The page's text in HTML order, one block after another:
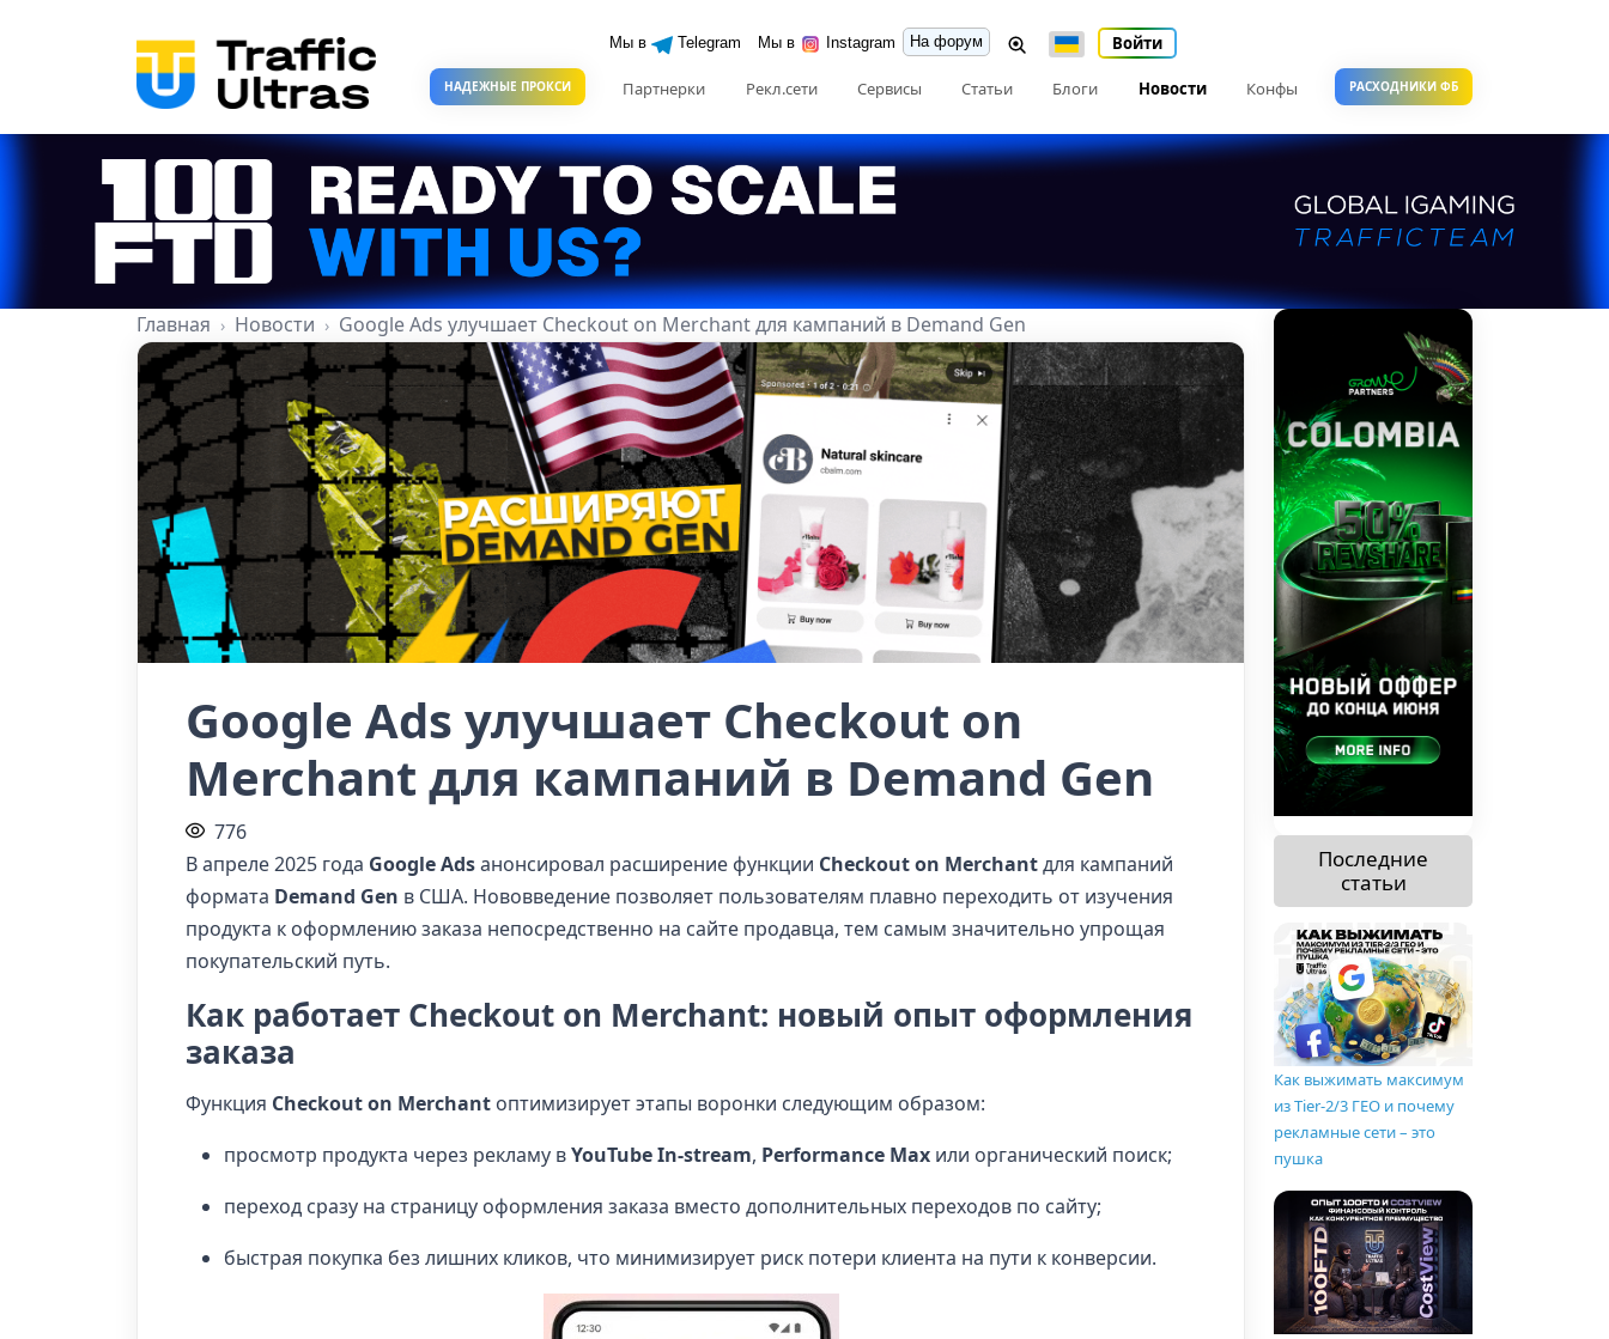
Мы в Telegram Мы в Instagram На форум Войти
НАДЕЖНЫЕ ПРОКСИ Партнерки Рекл.сети Сервисы Статьи Блоги Новости Конфы РАСХОДНИКИ ФБ
Главная Новости Google Ads улучшает Checkout on Merchant для кампаний в Demand Gen
Google Ads улучшает Checkout on
Merchant для кампаний в Demand Gen
776
В апреле 2025 года Google Adsанонсировал расширение функции Checkout on Merchantдля кампаний
формата Demand Gen в США. Нововведение позволяет пользователям плавно переходить от изучения
продукта к оформлению заказа непосредственно на сайте продавца, тем самым значительно упрощая
покупательский путь.
Как работает Checkout on Merchant: новый опыт оформления
заказа
Функция Checkout on Merchant оптимизирует этапы воронки следующим образом:
просмотр продукта через рекламу вYouTube In-stream, Performance Max или органический поиск;
переход сразу на страницу оформления заказа вместо дополнительных переходов по сайту;
быстрая покупка без лишних кликов, что минимизирует риск потери клиента на пути к конверсии.
Последние
статьи
Как выжимать максимум
из Tier-2/3 ГЕО и почему
рекламные сети – это
пушка